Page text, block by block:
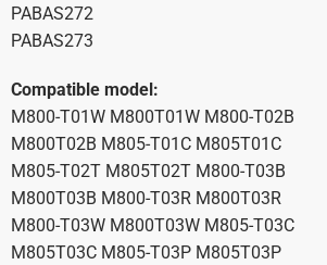
PABAS272
PABAS273
Compatible model:
M800-T01W M800T01W M800-T02B
M800T02B M805-T01C M805T01C
M805-T02T M805T02T M800-T03B
M800T03B M800-T03R M800T03R
M800-T03W M800T03W M805-T03C
M805T03C M805-T03P M805T03P